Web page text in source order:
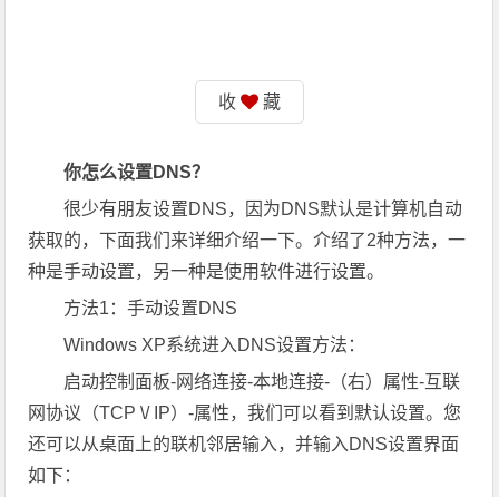
收 藏
你怎么设置DNS？
很少有朋友设置DNS，因为DNS默认是计算机自动
获取的，下面我们来详细介绍一下。介绍了2种方法，一
种是手动设置，另一种是使用软件进行设置。
方法1：手动设置DNS
Windows XP系统进入DNS设置方法：
启动控制面板-网络连接-本地连接-（右）属性-互联
网协议（TCP \/ IP）-属性，我们可以看到默认设置。您
还可以从桌面上的联机邻居输入，并输入DNS设置界面
如下：